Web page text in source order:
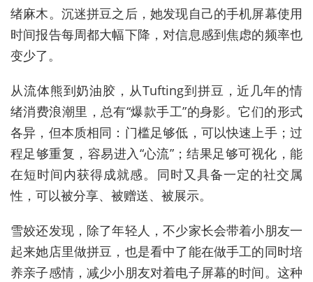
绪麻木。沉迷拼豆之后，她发现自己的手机屏幕使用
时间报告每周都大幅下降，对信息感到焦虑的频率也
变少了。
从流体熊到奶油胶，从Tufting到拼豆，近几年的情
绪消费浪潮里，总有“爆款手工”的身影。它们的形式
各异，但本质相同：门槛足够低，可以快速上手；过
程足够重复，容易进入“心流”；结果足够可视化，能
在短时间内获得成就感。同时又具备一定的社交属
性，可以被分享、被赠送、被展示。
雪姣还发现，除了年轻人，不少家长会带着小朋友一
起来她店里做拼豆，也是看中了能在做手工的同时培
养亲子感情，减少小朋友对着电子屏幕的时间。这种